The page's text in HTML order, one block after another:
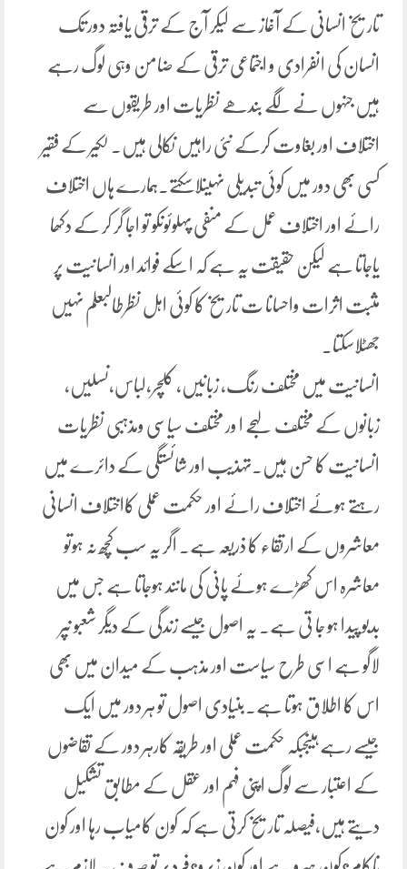
تاریخ انسانی کے آغاز سے لیکر آج کے ترقی یافتہ دور تک
انسان کی انفرادی و اجتماعی ترقی کے ضامن وہی لوگ رہے
ہیں جنہوں نے لگے بندھے نظریات اور طریقوں سے
اختلاف اور بغاوت کرکے نئی راہیں نکالی ہیں۔ لکیر کے فقیر
کسی بھی دور میں کوئی تبدیلی نہیںلاسکتے۔ہمارے ہاں اختلاف
رائے اور اختلاف عمل کے منفی پہلوئوںکو تو اجا گر کر کے دکھا
یاجاتا ہے لیکن حقیقت یہ ہے کہ اسکے فوائد اور انسانیت پر
مثبت اثرات واحسانا ت تاریخ کا کوئی اہل نظرطالبعلم نہیں
جھٹلاسکتا۔
انسانیت میں مختلف رنگ، زبانیں، کلچر،لباس،نسلیں،
زبانوں کے مختلف لہجے ا ور مختلف سیاسی ومذہبی نظریات
انسانیت کا حسن ہیں۔تہذیب اور شائستگی کے دائرے میں
رہتے ہوئے اختلاف رائے اور حکمت عملی کااختلاف انسانی
معاشروں کے ارتقاء کا ذریعہ ہے۔ اگر یہ سب کچھ نہ ہوتو
معاشرہ اس کھڑے ہوئے پانی کی مانند ہوجاتا ہے جس میں
بدبو پیدا ہو جا تی ہے۔ یہ اصول جیسے زندگی کے دیگر شعبو ںپر
لاگو ہے اسی طرح سیاست اور مذہب کے میدان میں بھی
اس کا اطلاق ہوتا ہے۔بنیادی اصول تو ہر دور میں ایک
جیسے رہے ہیںجبکہ حکمت عملی اور طریقہ کارہر دور کے تقاضوں
کے اعتبار سے لوگ اپنی فہم اور عقل کے مطابق تشکیل
دیتے ہیں،فیصلہ تاریخ کرتی ہے کہ کون کامیاب رہا اور کون